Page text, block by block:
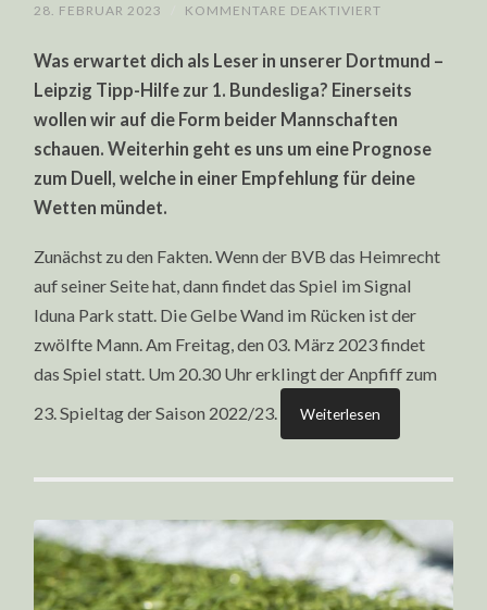
28. FEBRUAR 2023 KOMMENTARE DEAKTIVIERT
LEIPZIG
HILFE
1.
|
03.
MÄRZ
Was erwartet dich als Leser in unserer Dortmund –
Leipzig Tipp-Hilfe zur 1. Bundesliga? Einerseits
wollen wir auf die Form beider Mannschaften
schauen. Weiterhin geht es uns um eine Prognose
zum Duell, welche in einer Empfehlung für deine
Wetten mündet.
Zunächst zu den Fakten. Wenn der BVB das Heimrecht
auf seiner Seite hat, dann findet das Spiel im Signal
Iduna Park statt. Die Gelbe Wand im Rücken ist der
zwölfte Mann. Am Freitag, den 03. März 2023 findet
das Spiel statt. Um 20.30 Uhr erklingt der Anpfiff zum
23. Spieltag der Saison 2022/23.
Weiterlesen